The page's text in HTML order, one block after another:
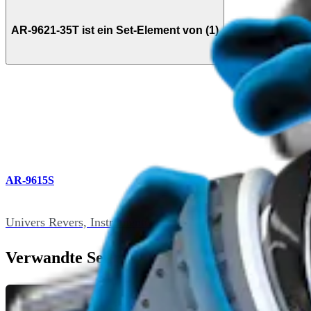
AR-9621-35T ist ein Set-Element von (1)
AR-9615S
Univers Revers, Instrumentenset, für modulares
Verwandte Seiten